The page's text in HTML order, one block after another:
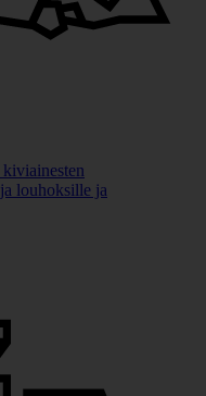
louhoksille ja